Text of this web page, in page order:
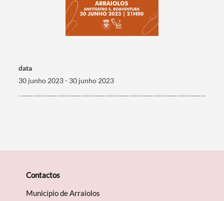
Termo de Pesquisa
Categorias gerais
data
30 junho 2023 - 30 junho 2023
Contactos
Município de Arraiolos